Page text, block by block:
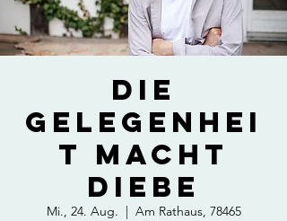
Die
Gelegenhei
t macht
Diebe
Mi., 24. Aug.
  |
Am Rathaus, 78465